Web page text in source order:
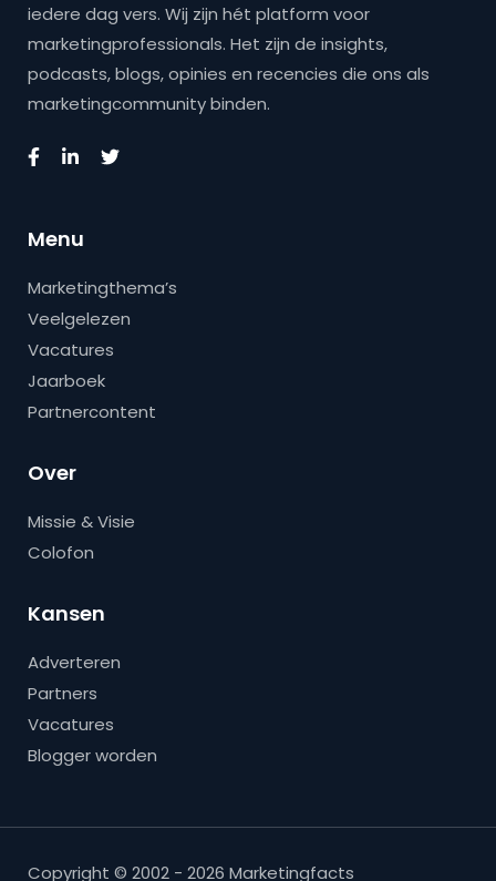
iedere dag vers. Wij zijn hét platform voor
marketingprofessionals. Het zijn de insights,
podcasts, blogs, opinies en recencies die ons als
marketingcommunity binden.
Menu
Marketingthema’s
Veelgelezen
Vacatures
Jaarboek
Partnercontent
Over
Missie & Visie
Colofon
Kansen
Adverteren
Partners
Vacatures
Blogger worden
Copyright © 2002 - 2026 Marketingfacts